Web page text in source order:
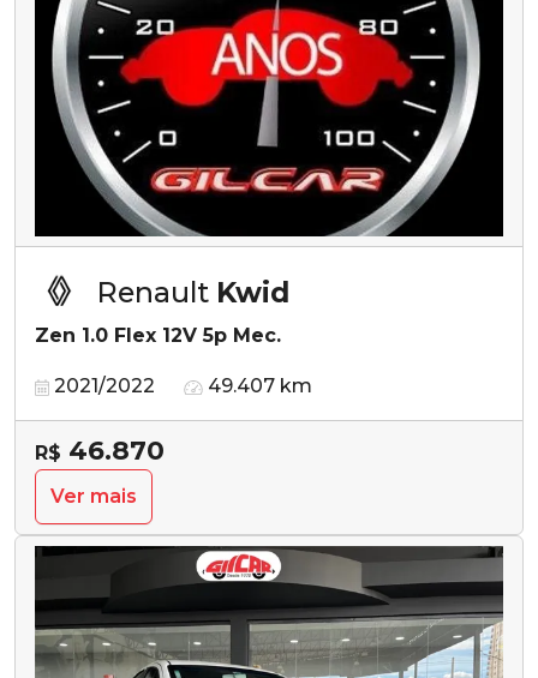
Renault Kwid
Zen 1.0 Flex 12V 5p Mec.
2021/2022 49.407 km
R$ 46.870
Ver mais